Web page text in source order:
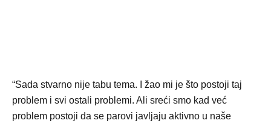
“Sada stvarno nije tabu tema. I žao mi je što postoji taj
problem i svi ostali problemi. Ali sreći smo kad već
problem postoji da se parovi javljaju aktivno u naše